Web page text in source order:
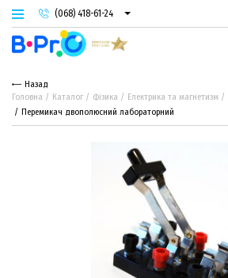
(068) 418-61-24
(093) 974-66-94
(095) 987-29-55
Назад
Головна
Каталог Фізика Електрика та магнетизм
Перемикач двополюсний лабораторний